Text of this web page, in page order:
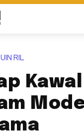
UIN RIL
Kawal